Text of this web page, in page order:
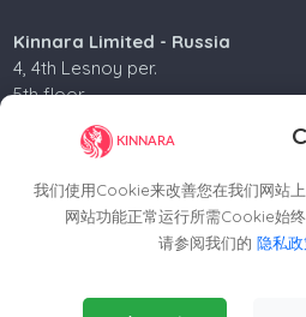
我们使用Cookie来改善您在我们网站
网站功能正常运行所需Cookie始终
请参阅我们的 隐私
Essential Cookies(Always
Kinnara Limited - Russia
4, 4th Lesnoy per.
5th floor
Moscow, 125047, Russia.
+74952258562
版权所有©2024 Kinnara Limited -